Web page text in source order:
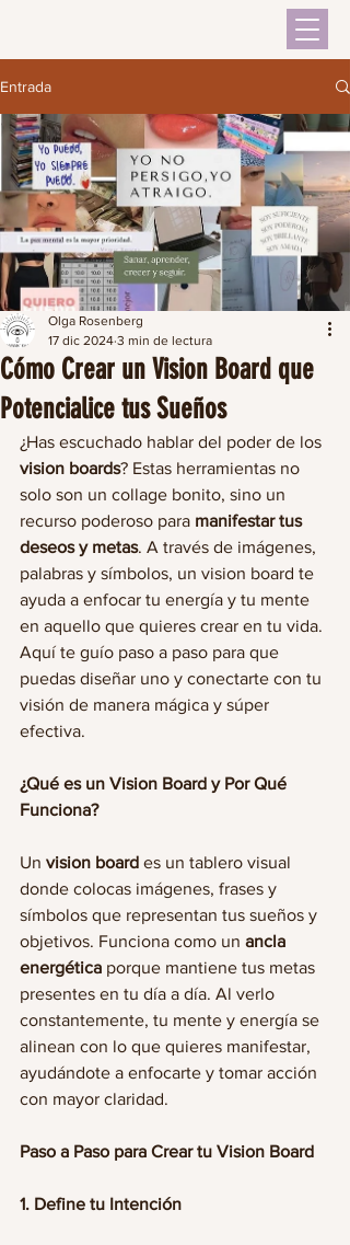
Entrada
Cómo Crear un Vision Board que
Potencialice tus Sueños
Olga Rosenberg
17 dic 2024 3 min de lectura
¿Has escuchado hablar del poder de los
vision boards? Estas herramientas no
solo son un collage bonito, sino un
recurso poderoso para manifestar tus
deseos y metas. A través de imágenes,
palabras y símbolos, un vision board te
ayuda a enfocar tu energía y tu mente
en aquello que quieres crear en tu vida.
Aquí te guío paso a paso para que
puedas diseñar uno y conectarte con tu
visión de manera mágica y súper
efectiva.
¿Qué es un Vision Board y Por Qué
Funciona?
Un vision board es un tablero visual
donde colocas imágenes, frases y
símbolos que representan tus sueños y
objetivos. Funciona como un ancla
energética porque mantiene tus metas
presentes en tu día a día. Al verlo
constantemente, tu mente y energía se
alinean con lo que quieres manifestar,
ayudándote a enfocarte y tomar acción
con mayor claridad.
Paso a Paso para Crear tu Vision Board
1. Define tu Intención